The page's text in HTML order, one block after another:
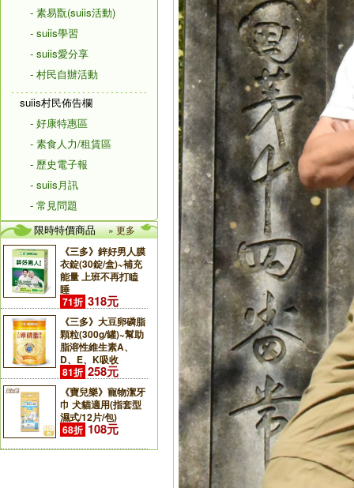
- 素易翫(suiis活動)
- suiis學習
- suiis愛分享
- 村民自辦活動
suiis村民佈告欄
- 好康特惠區
- 素食人力/租賃區
- 歷史電子報
- suiis月訊
- 常見問題
限時特價商品
» 更多
《三多》鋅好男人膜
衣錠(30錠/盒)~補充
能量 上班不再打瞌
睡
71折 318元
《三多》大豆卵磷脂
顆粒(300g/罐)~幫助
脂溶性維生素A、
D、E、K吸收
81折 258元
《寶兒樂》寵物潔牙
巾 犬貓適用(指套型
濕式/12片/包)
68折 108元